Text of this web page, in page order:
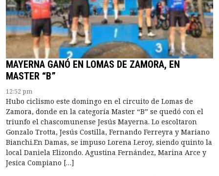
MAYERNA GANÓ EN LOMAS DE ZAMORA, EN
MASTER “B”
12:52 pm
Hubo ciclismo este domingo en el circuito de Lomas de
Zamora, donde en la categoría Master “B” se quedó con el
triunfo el chascomunense Jesús Mayerna. Lo escoltaron
Gonzalo Trotta, Jesús Costilla, Fernando Ferreyra y Mariano
Bianchi.En Damas, se impuso Lorena Leroy, siendo quinto la
local Daniela Elizondo. Agustina Fernández, Marina Arce y
Jesica Compiano […]